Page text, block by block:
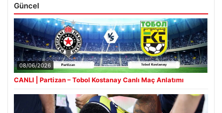
Güncel
08/06/2026
CANLI | Partizan – Tobol Kostanay Canlı Maç Anlatımı